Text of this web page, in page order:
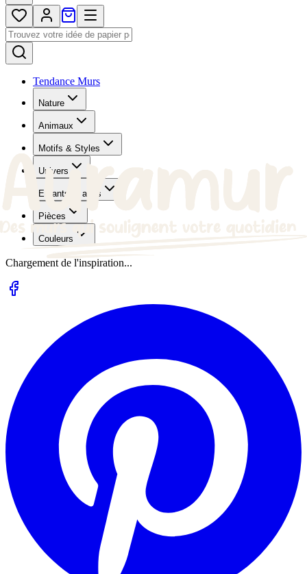
Tendance Murs
Nature
Animaux
Motifs & Styles
Univers
Enfants et ados
Pièces
Couleurs
Chargement de l'inspiration...